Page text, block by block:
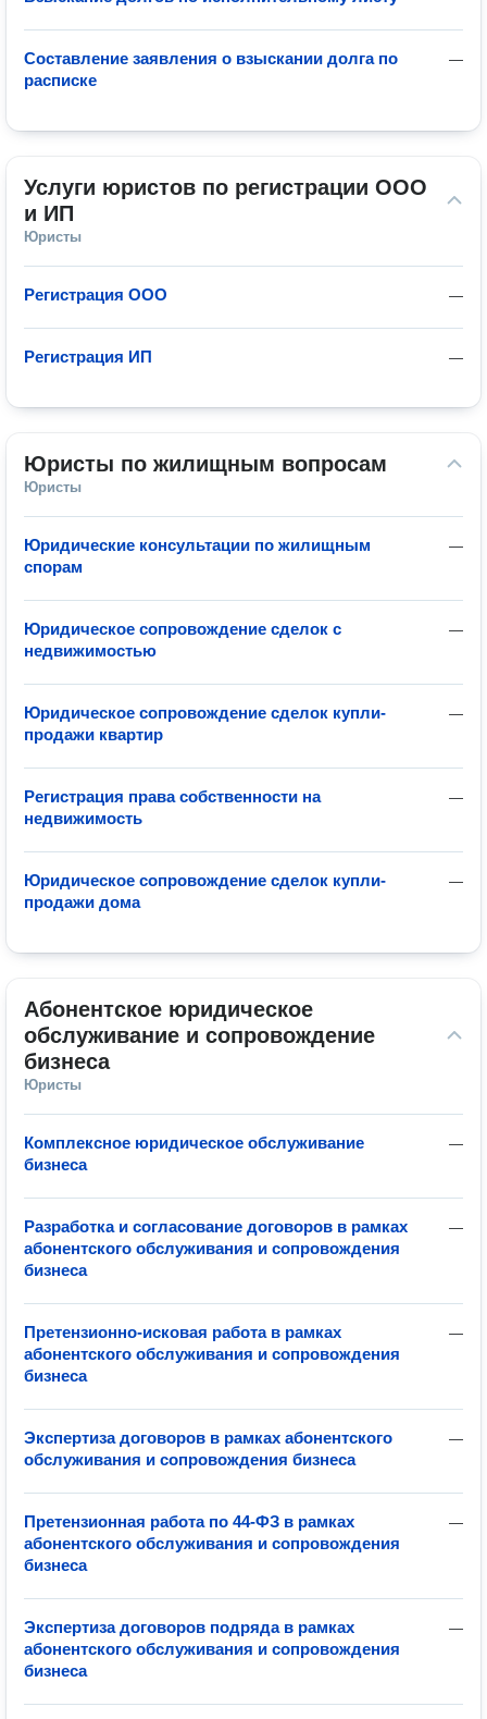
—
Составление заявления о взыскании долга по
расписке
Услуги юристов по регистрации ООО
и ИП
Юристы
—
Регистрация ООО
—
Регистрация ИП
Юристы по жилищным вопросам
Юристы
—
Юридические консультации по жилищным
спорам
—
Юридическое сопровождение сделок с
недвижимостью
—
Юридическое сопровождение сделок купли-
продажи квартир
—
Регистрация права собственности на
недвижимость
—
Юридическое сопровождение сделок купли-
продажи дома
Абонентское юридическое
обслуживание и сопровождение
бизнеса
Юристы
—
Комплексное юридическое обслуживание
бизнеса
—
Разработка и согласование договоров в рамках
абонентского обслуживания и сопровождения
бизнеса
—
Претензионно-исковая работа в рамках
абонентского обслуживания и сопровождения
бизнеса
—
Экспертиза договоров в рамках абонентского
обслуживания и сопровождения бизнеса
—
Претензионная работа по 44-ФЗ в рамках
абонентского обслуживания и сопровождения
бизнеса
—
Экспертиза договоров подряда в рамках
абонентского обслуживания и сопровождения
бизнеса